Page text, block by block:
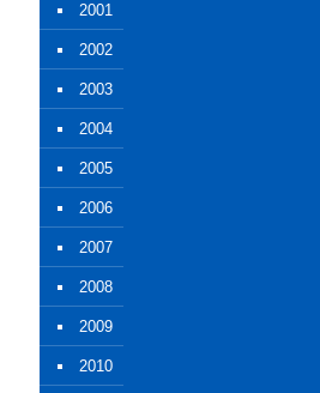
2001
2002
2003
2004
2005
2006
2007
2008
2009
2010